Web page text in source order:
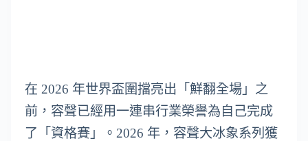
在 2026 年世界盃圍擋亮出「鮮翻全場」之
前，容聲已經用一連串行業榮譽為自己完成
了「資格賽」。2026 年，容聲大冰象系列獲